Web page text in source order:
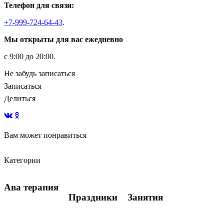
Телефон для связи:
+7-999-724-64-43.
Мы открыты для вас ежедневно
с 9:00 до 20:00.
Не забудь записаться
Записаться
Делиться
Вам может понравиться
Виды подсказок в обучении
Ава терапия
Количество часов
Ава терапия
Навыки визуального восприятия
Занятия
Категории
Ава терапия
Праздники
Занятия